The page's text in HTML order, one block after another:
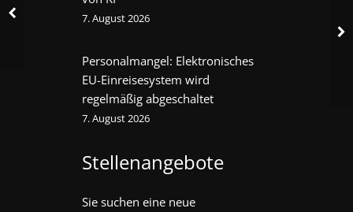
7. August 2026
Personalmangel: Elektronisches
EU-Einreisesystem wird
regelmäßig abgeschaltet
7. August 2026
Stellenangebote
Sie suchen eine neue